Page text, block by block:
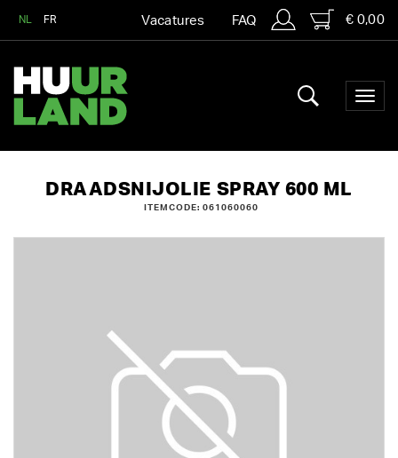
NL FR Vacatures FAQ € 0,00
DRAADSNIJOLIE SPRAY 600 ML
ITEMCODE: 061060060